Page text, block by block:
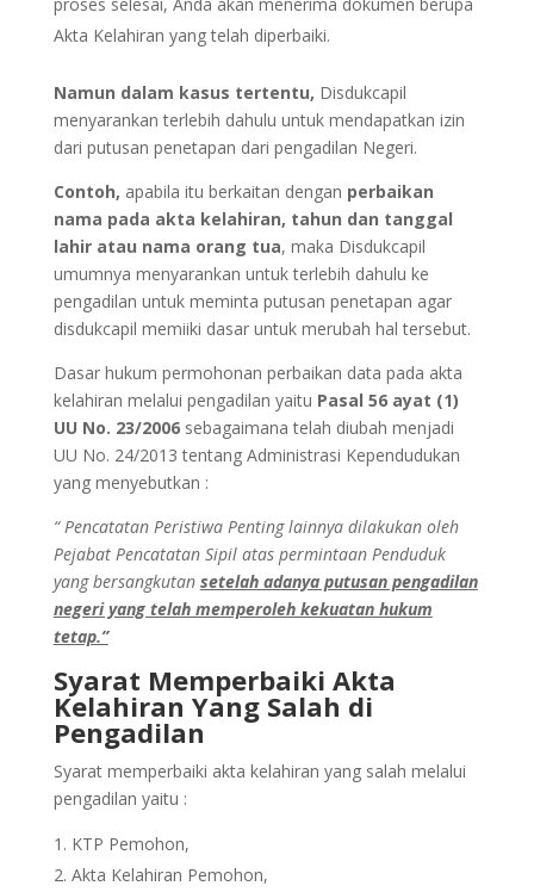
Akta Kelahiran yang telah diperbaiki.
Namun dalam kasus tertentu, Disdukcapil
menyarankan terlebih dahulu untuk mendapatkan izin
dari putusan penetapan dari pengadilan Negeri.
Contoh, apabila itu berkaitan dengan perbaikan
nama pada akta kelahiran, tahun dan tanggal
lahir atau nama orang tua, maka Disdukcapil
umumnya menyarankan untuk terlebih dahulu ke
pengadilan untuk meminta putusan penetapan agar
disdukcapil memiiki dasar untuk merubah hal tersebut.
Dasar hukum permohonan perbaikan data pada akta
kelahiran melalui pengadilan yaitu Pasal 56 ayat (1)
UU No. 23/2006sebagaimana telah diubah menjadi
UU No. 24/2013 tentang Administrasi Kependudukan
yang menyebutkan :
“ Pencatatan Peristiwa Penting lainnya dilakukan oleh
Pejabat Pencatatan Sipil atas permintaan Penduduk
yang bersangkutan setelah adanya putusan pengadilan
negeri yang telah memperoleh kekuatan hukum
tetap.”
Syarat Memperbaiki Akta
Kelahiran Yang Salah di
Pengadilan
Syarat memperbaiki akta kelahiran yang salah melalui
pengadilan yaitu :
KTP Pemohon,
Akta Kelahiran Pemohon,